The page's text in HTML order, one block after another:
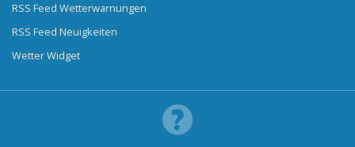
RSS Feed Wetterwarnungen
RSS Feed Neuigkeiten
Wetter Widget